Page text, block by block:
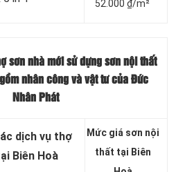
52.000 ₫/m²
sơn nhà mới sử dựng sơn nội thất
nhân công và vật tư của Đức
Nhân Phát
dịch vụ thợ
Biên Hoà
Mức giá sơn nội
thất tại Biên